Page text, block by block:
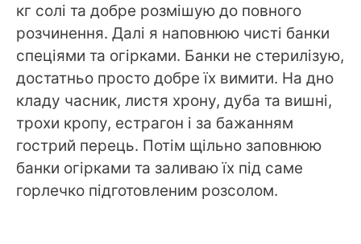
кг солі та добре розмішую до повного
розчинення. Далі я наповнюю чисті банки
спеціями та огірками. Банки не стерилізую,
достатньо просто добре їх вимити. На дно
кладу часник, листя хрону, дуба та вишні,
трохи кропу, естрагон і за бажанням
гострий перець. Потім щільно заповнюю
банки огірками та заливаю їх під саме
горлечко підготовленим розсолом.